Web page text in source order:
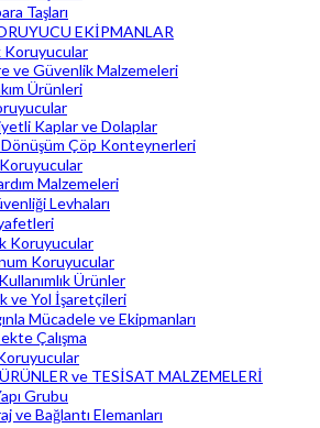
Taşları
EKİPMANLAR
Koruyucular
ve Güvenlik Malzemeleri
Ürünleri
Kaplar ve Dolaplar
Çöp Konteynerleri
Malzemeleri
Levhaları
Koruyucular
Koruyucular
Ürünler
ve Yol İşaretçileri
Mücadele ve Ekipmanları
Çalışma
ve TESİSAT MALZEMELERİ
Grubu
ve Bağlantı Elemanları